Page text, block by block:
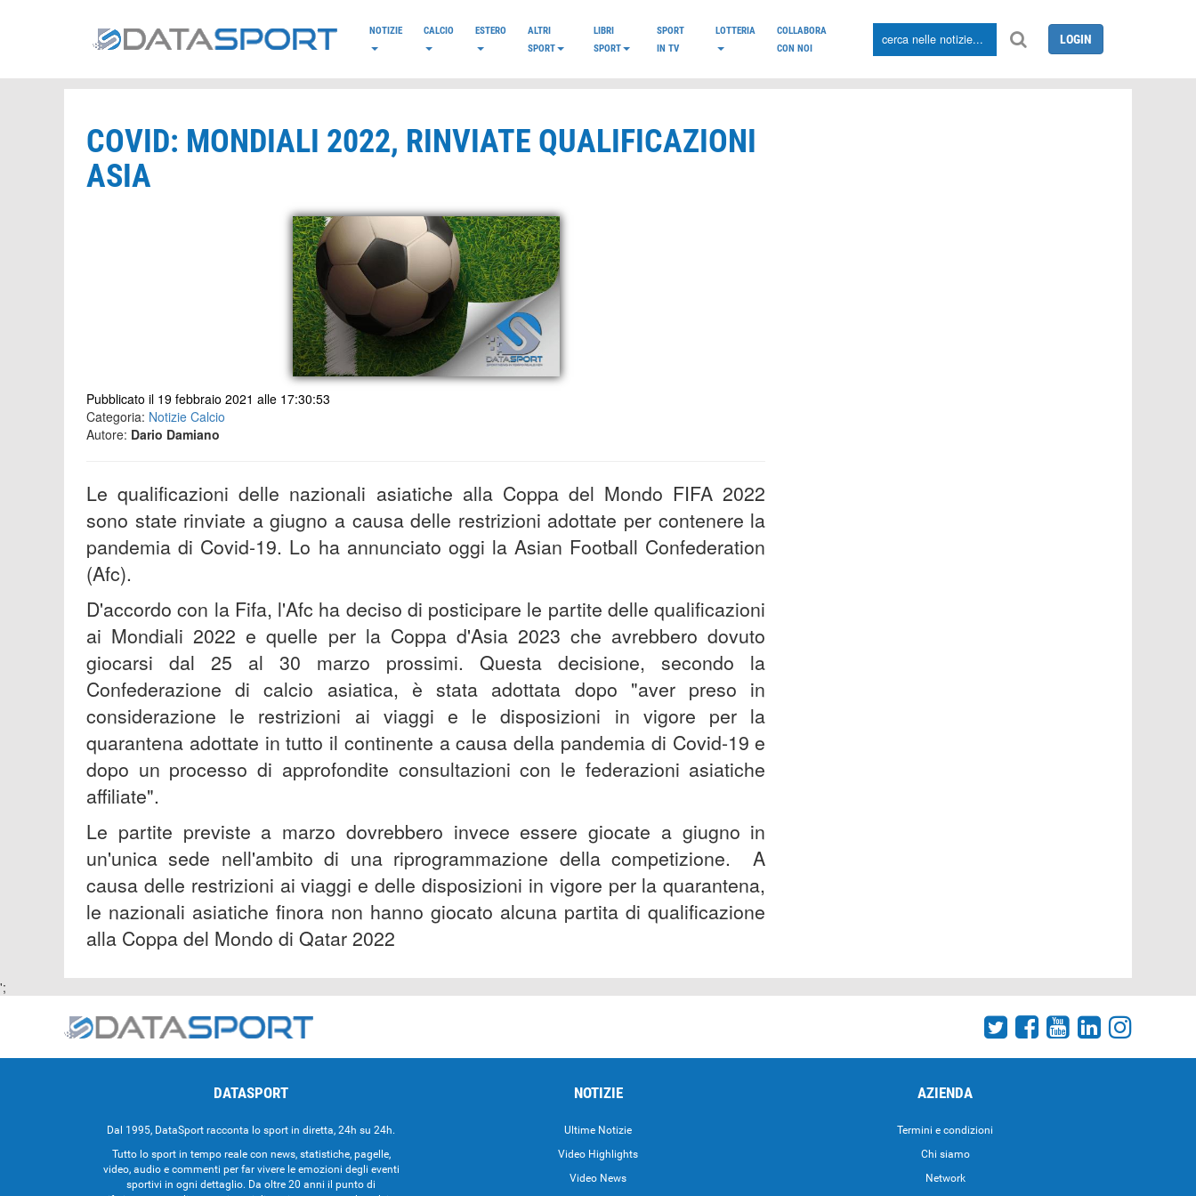
NOTIZIE CALCIO ESTERO
ALTRI
SPORT
LIBRI
SPORT
SPORT
IN TV
LOTTERIA
COLLABORA
CON NOI
LOGIN
COVID: MONDIALI 2022, RINVIATE QUALIFICAZIONI
ASIA
Pubblicato il 19 febbraio 2021 alle 17:30:53
Categoria: Notizie Calcio
Autore: Dario Damiano
Le qualificazioni delle nazionali asiatiche alla Coppa del Mondo FIFA 2022
sono state rinviate a giugno a causa delle restrizioni adottate per contenere la
pandemia di Covid-19. Lo ha annunciato oggi la Asian Football Confederation
(Afc).
D'accordo con la Fifa, l'Afc ha deciso di posticipare le partite delle qualificazioni
ai Mondiali 2022 e quelle per la Coppa d'Asia 2023 che avrebbero dovuto
giocarsi dal 25 al 30 marzo prossimi. Questa decisione, secondo la
Confederazione di calcio asiatica, è stata adottata dopo "aver preso in
considerazione le restrizioni ai viaggi e le disposizioni in vigore per la
quarantena adottate in tutto il continente a causa della pandemia di Covid-19 e
dopo un processo di approfondite consultazioni con le federazioni asiatiche
affiliate".
Le partite previste a marzo dovrebbero invece essere giocate a giugno in
un'unica sede nell'ambito di una riprogrammazione della competizione. A
causa delle restrizioni ai viaggi e delle disposizioni in vigore per la quarantena,
le nazionali asiatiche finora non hanno giocato alcuna partita di qualificazione
alla Coppa del Mondo di Qatar 2022
';
DATASPORT
Dal 1995, DataSport racconta lo sport in diretta, 24h su 24h.
Tutto lo sport in tempo reale con news, statistiche, pagelle,
video, audio e commenti per far vivere le emozioni degli eventi
sportivi in ogni dettaglio. Da oltre 20 anni il punto di
NOTIZIE
Ultime Notizie
Video Highlights
Video News
AZIENDA
Termini e condizioni
Chi siamo
Network